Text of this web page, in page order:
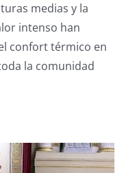
adaptación
térmica
en
las
un
medias y la
intenso han
confort térmico en
la comunidad